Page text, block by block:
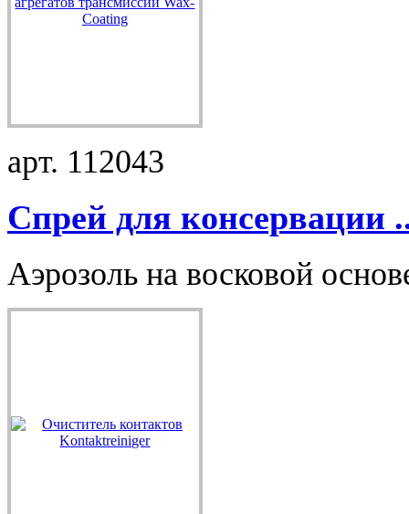
арт. 112043
Спрей для консервации
Аэрозоль на восковой